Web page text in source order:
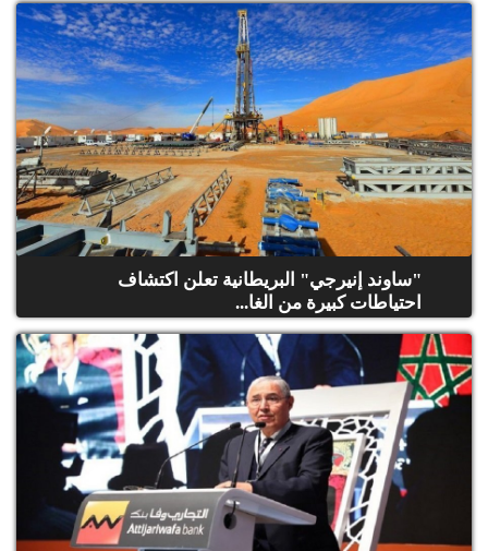
"ساوند إنيرجي" البريطانية تعلن اكتشاف
احتياطات كبيرة من الغا...